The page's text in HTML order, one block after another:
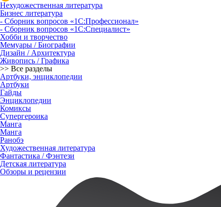
Нехудожественная литература
Бизнес литература
- Сборник вопросов «1С:Профессионал»
- Сборник вопросов «1С:Специалист»
Хобби и творчество
Мемуары / Биографии
Дизайн / Архитектура
Живопись / Графика
>> Все разделы
Артбуки, энциклопедии
Артбуки
Гайды
Энциклопедии
Комиксы
Супергероика
Манга
Манга
Ранобэ
Художественная литература
Фантастика / Фэнтези
Детская литература
Обзоры и рецензии